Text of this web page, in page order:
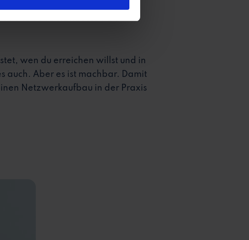
Co. nicht mehr nutzen sollst.
und stattdessen als
wen du erreichen willst und in
auch. Aber es ist machbar. Damit
Netzwerkaufbau in der Praxis